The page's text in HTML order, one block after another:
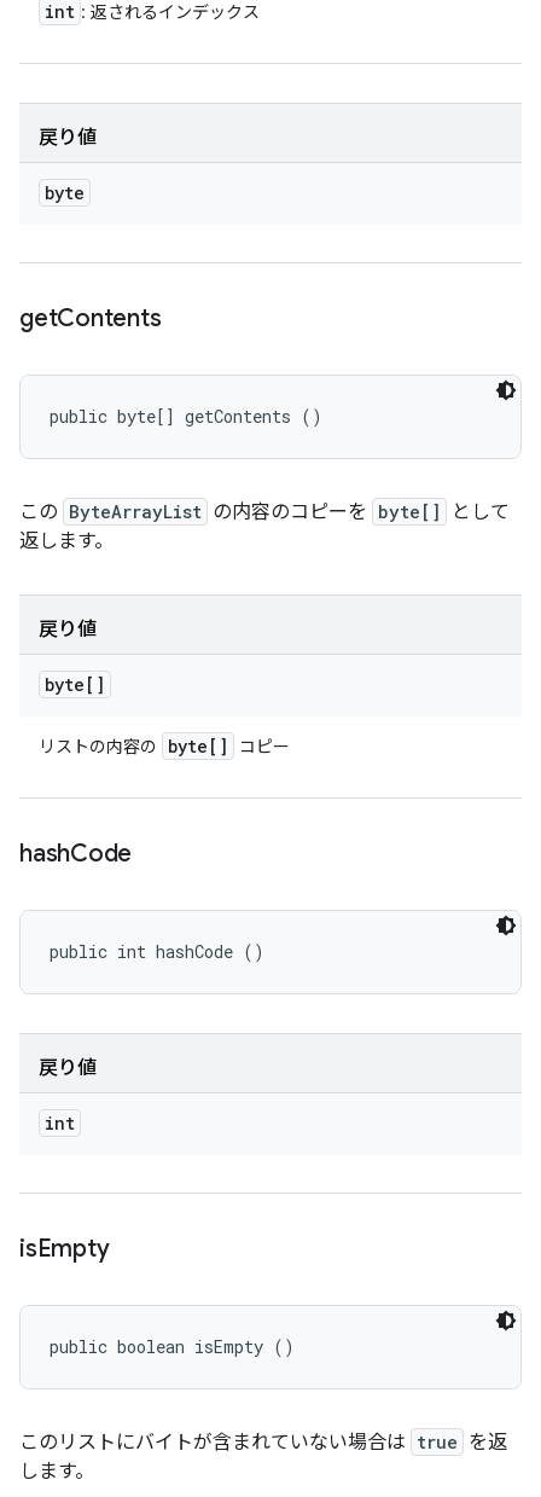
int : 返されるインデックス
戻り値
byte
getContents
public byte[] getContents ()
この ByteArrayList の内容のコピーを byte[]
として
返します。
戻り値
byte[]
リストの内容の byte[] コピー
hashCode
public int hashCode ()
戻り値
int
isEmpty
public boolean isEmpty ()
このリストにバイトが含まれていない場合は true を返
します。